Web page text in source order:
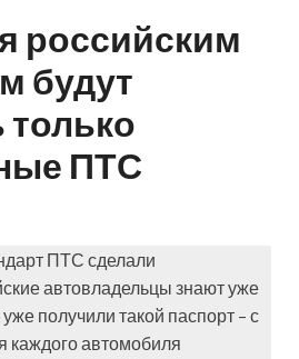
российским
будут
ПТС
ПТС сделали
автовладельцы знают уже
получили такой паспорт – с
каждого автомобиля